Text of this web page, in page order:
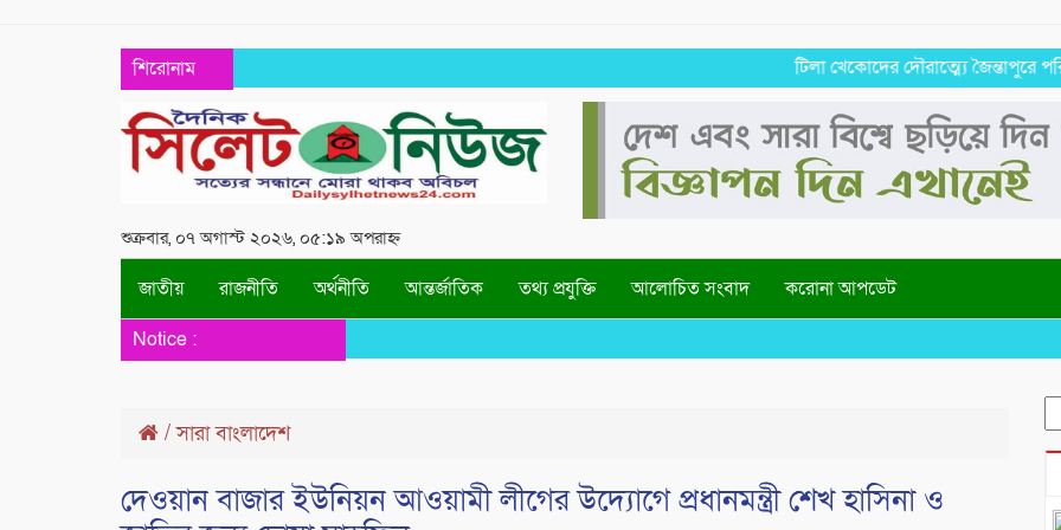
শিরোনাম টিলা খেকোদের দৌরাত্ম্যে জৈন্তাপুরে পরিবেশ
শুক্রবার, ০৭ অগাস্ট ২০২৬, ০৫:১৯ অপরাহ্ন
জাতীয় রাজনীতি অর্থনীতি আন্তর্জাতিক তথ্য প্রযুক্তি আলোচিত সংবাদ
করোনা আপডেট
Notice :
/সারা বাংলাদেশ
দেওয়ান বাজার ইউনিয়ন আওয়ামী লীগের উদ্যোগে প্রধানমন্ত্রী শেখ হাসিনা ও